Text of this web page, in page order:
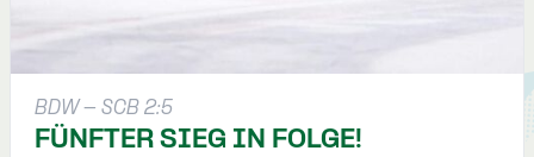
BDW - SCB 2:5
FÜNFTER SIEG IN FOLGE!